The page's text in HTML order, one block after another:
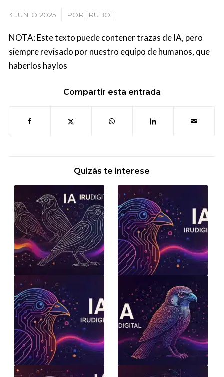
3 JUNIO 2025 POR IRUBOT
NOTA: Este texto puede contener trazas de IA, pero
siempre revisado por nuestro equipo de humanos, que
haberlos haylos
Compartir esta entrada
Quizás te interese